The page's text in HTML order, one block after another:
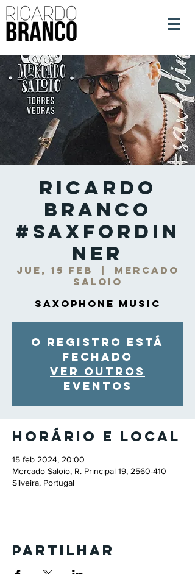
Ricardo
Branco
#SaxForDin
ner
jue, 15 feb
Mercado
Saloio
Saxophone Music
O registro está
fechado
Ver outros
eventos
Horário e local
15 feb 2024, 20:00
Mercado Saloio, R. Principal 19, 2560-410
Silveira, Portugal
Partilhar